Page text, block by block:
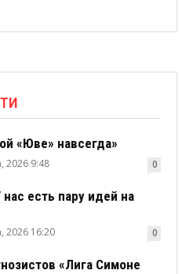
«Юве» навсегда»
2026 9:48 0
есть пару идей на
2026 16:20 0
«Лига Симоне